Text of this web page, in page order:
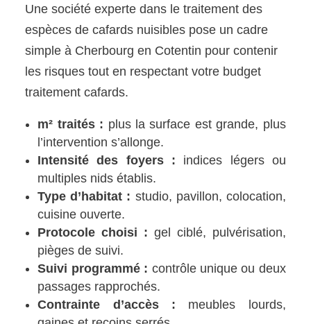
Une société experte dans le traitement des
espèces de cafards nuisibles pose un cadre
simple à Cherbourg en Cotentin pour contenir
les risques tout en respectant votre budget
traitement cafards.
m² traités : plus la surface est grande, plus
l’intervention s’allonge.
Intensité des foyers : indices légers ou
multiples nids établis.
Type d’habitat : studio, pavillon, colocation,
cuisine ouverte.
Protocole choisi : gel ciblé, pulvérisation,
pièges de suivi.
Suivi programmé : contrôle unique ou deux
passages rapprochés.
Contrainte d’accès : meubles lourds,